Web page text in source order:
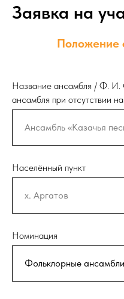
Заявка на
Положение
Название ансамбля / Ф. И.
ансамбля при отсутствии
Населённый пункт
Номинация